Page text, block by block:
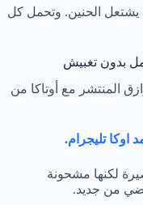
الحنين. وتحمل كل
بدون تغبيش
المنتشر مع أوتاكا من
اوكا تليجرام.
لكنها مشحونة
من جديد.